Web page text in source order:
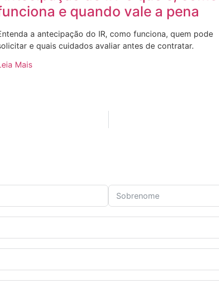
e quando vale a pena
a antecipação do IR, como funciona, quem pode
e quais cuidados avaliar antes de contratar.
Mais